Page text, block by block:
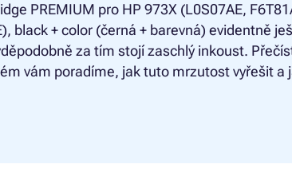
PREMIUM pro HP 973X (L0S07AE,
black + color (černá + barevná) evidentně
za tím stojí zaschlý inkoust.
vám poradíme, jak tuto mrzutost vyřešit a